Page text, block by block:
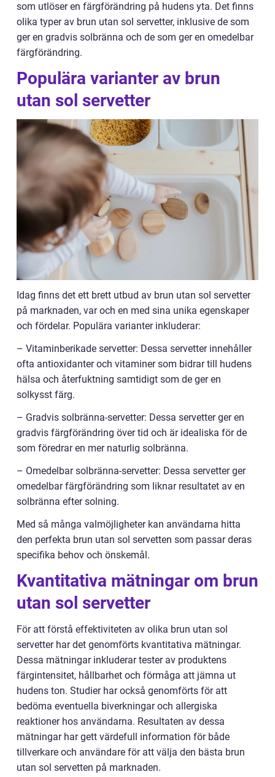
som utlöser en färgförändring på hudens yta. Det finns
olika typer av brun utan sol servetter, inklusive de som
ger en gradvis solbränna och de som ger en omedelbar
färgförändring.
Populära varianter av brun
utan sol servetter
Idag finns det ett brett utbud av brun utan sol servetter
på marknaden, var och en med sina unika egenskaper
och fördelar. Populära varianter inkluderar:
– Vitaminberikade servetter: Dessa servetter innehåller
ofta antioxidanter och vitaminer som bidrar till hudens
hälsa och återfuktning samtidigt som de ger en
solkysst färg.
– Gradvis solbränna-servetter: Dessa servetter ger en
gradvis färgförändring över tid och är idealiska för de
som föredrar en mer naturlig solbränna.
– Omedelbar solbränna-servetter: Dessa servetter ger
omedelbar färgförändring som liknar resultatet av en
solbränna efter solning.
Med så många valmöjligheter kan användarna hitta
den perfekta brun utan sol servetten som passar deras
specifika behov och önskemål.
Kvantitativa mätningar om brun
utan sol servetter
För att förstå effektiviteten av olika brun utan sol
servetter har det genomförts kvantitativa mätningar.
Dessa mätningar inkluderar tester av produktens
färgintensitet, hållbarhet och förmåga att jämna ut
hudens ton. Studier har också genomförts för att
bedöma eventuella biverkningar och allergiska
reaktioner hos användarna. Resultaten av dessa
mätningar har gett värdefull information för både
tillverkare och användare för att välja den bästa brun
utan sol servetten på marknaden.